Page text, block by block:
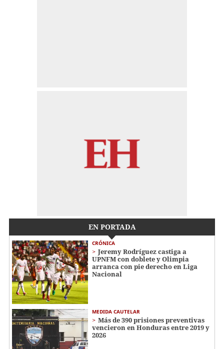
EN PORTADA
CRÓNICA
Jeremy Rodríguez castiga a
UPNFM con doblete y Olimpia
arranca con pie derecho en Liga
Nacional
MEDIDA CAUTELAR
Más de 390 prisiones preventivas
vencieron en Honduras entre 2019 y
2026